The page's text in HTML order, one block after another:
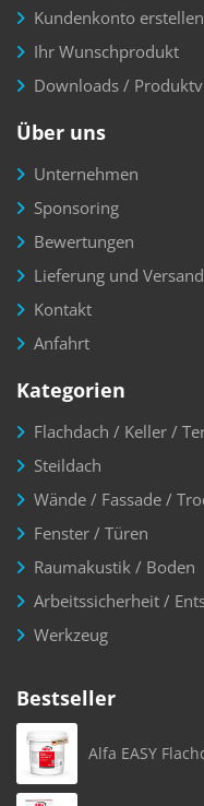
Kundenkonto erstellen
Ihr Wunschprodukt
Downloads /
Über uns
Unternehmen
Sponsoring
Bewertungen
Lieferung und Versand
Kontakt
Anfahrt
Kategorien
Flachdach / Keller /
Steildach
Wände / Fassade /
Fenster / Türen
Raumakustik / Boden
Arbeitssicherheit /
Werkzeug
Bestseller
Alfa EASY